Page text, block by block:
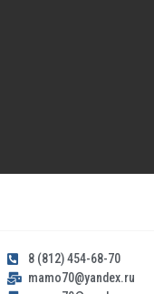
8 (812) 454-68-70
mamo70@yandex.ru